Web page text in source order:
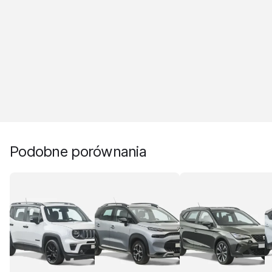
Podobne porównania